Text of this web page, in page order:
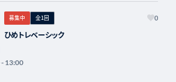
募集中 全1回 0
ひめトレベーシック
13:00